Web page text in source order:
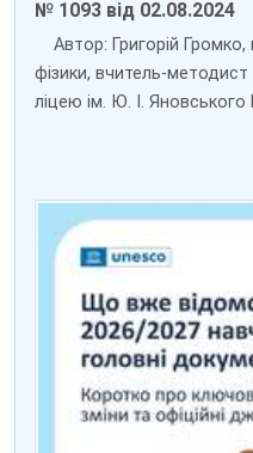
№ 1093 від 02.08.2024
Автор: Григорій
фізики, вчитель-методист
ліцею ім. Ю. І. Яновського